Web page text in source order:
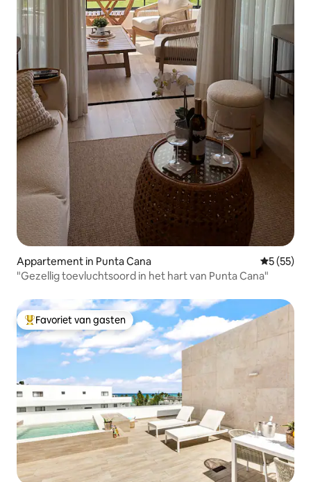
Appartement in Punta Cana
5 (55)
"Gezellig toevluchtsoord in het hart van Punta Cana"
Topfavoriet van gasten
Favoriet van gasten